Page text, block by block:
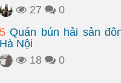
27
0
5 Quán bún hải sản
Hà Nội
18
0